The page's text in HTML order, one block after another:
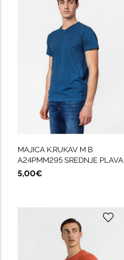
MAJICA K.RUKAV M B
A24PMM295 SREDNJE PLAVA
5,00€